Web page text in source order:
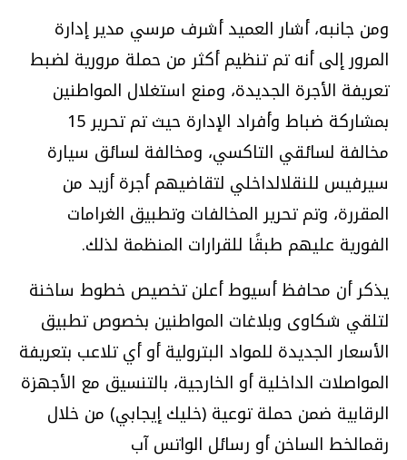
ومن جانبه، أشار العميد أشرف مرسي مدير إدارة
المرور إلى أنه تم تنظيم أكثر من حملة مرورية لضبط
تعريفة الأجرة الجديدة، ومنع استغلال المواطنين
بمشاركة ضباط وأفراد الإدارة حيث تم تحرير 15
مخالفة لسائقي التاكسي، ومخالفة لسائق سيارة
سيرفيس للنقلالداخلي لتقاضيهم أجرة أزيد من
المقررة، وتم تحرير المخالفات وتطبيق الغرامات
الفورية عليهم طبقًا للقرارات المنظمة لذلك.
يذكر أن محافظ أسيوط أعلن تخصيص خطوط ساخنة
لتلقي شكاوى وبلاغات المواطنين بخصوص تطبيق
الأسعار الجديدة للمواد البترولية أو أي تلاعب بتعريفة
المواصلات الداخلية أو الخارجية، بالتنسيق مع الأجهزة
الرقابية ضمن حملة توعية (خليك إيجابي) من خلال
رقمالخط الساخن أو رسائل الواتس آب